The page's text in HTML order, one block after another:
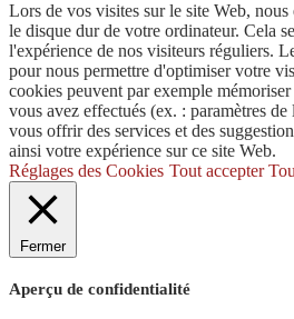
Lors de vos visites sur le site Web,
le disque dur de votre ordinateur. Cela
l'expérience de nos visiteurs réguliers.
pour nous permettre d'optimiser votre
cookies peuvent par exemple
vous avez effectués (ex. : paramètres
vous offrir des services et des
ainsi votre expérience sur ce site Web.
Réglages des Cookies Tout accepter
Fermer
Aperçu de confidentialité